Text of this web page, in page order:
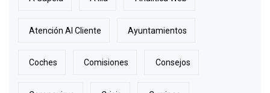
Atención Al Cliente Ayuntamientos
Coches Comisiones Consejos